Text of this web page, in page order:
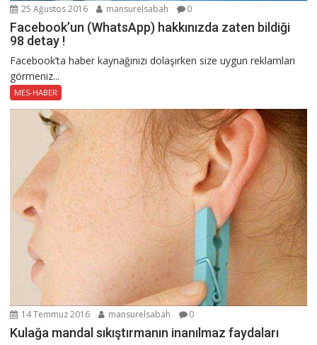
25 Ağustos 2016 mansurelsabah 0
Facebook’un (WhatsApp) hakkınızda zaten bildiği
98 detay !
Facebook’ta haber kaynağınızı dolaşırken size uygun reklamları
görmeniz...
MES-HABER
14 Temmuz 2016 mansurelsabah 0
Kulağa mandal sıkıştırmanın inanılmaz faydaları